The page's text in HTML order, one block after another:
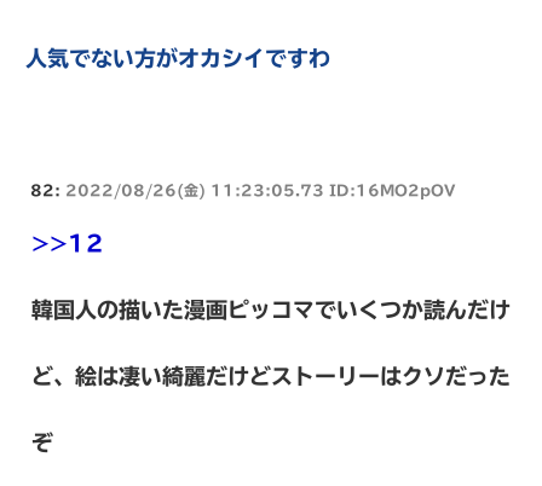
人気でない方がオカシイですわ
82: 2022/08/26(金) 11:23:05.73 ID:16MO2pOV
>>12
韓国人の描いた漫画ピッコマでいくつか読んだけ
ど、絵は凄い綺麗だけどストーリーはクソだった
ぞ